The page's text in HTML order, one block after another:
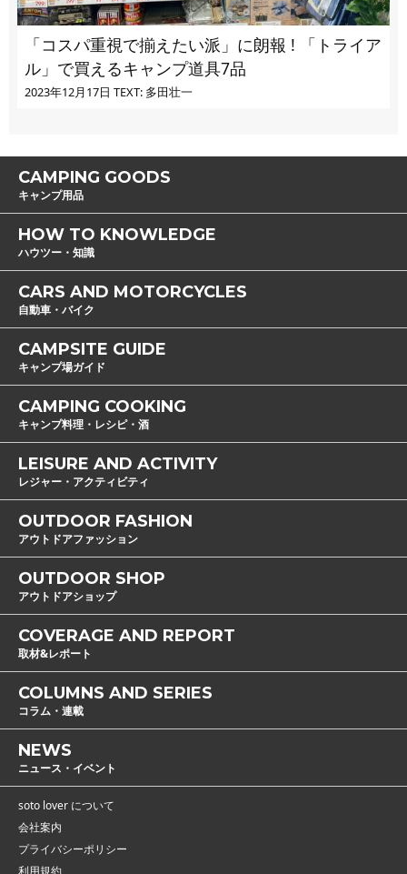
「コスパ重視で揃えたい派」に朗報 ! 「トライア
ル」で買えるキャンプ道具7品
2023年12月17日 TEXT: 多田壮一
CAMPING GOODS
キャンプ用品
HOW TO KNOWLEDGE
ハウツー・知識
CARS AND MOTORCYCLES
自動車・バイク
CAMPSITE GUIDE
キャンプ場ガイド
CAMPING COOKING
キャンプ料理・レシピ・酒
LEISURE AND ACTIVITY
レジャー・アクティビティ
OUTDOOR FASHION
アウトドアファッション
OUTDOOR SHOP
アウトドアショップ
COVERAGE AND REPORT
取材&レポート
COLUMNS AND SERIES
コラム・連載
NEWS
ニュース・イベント
soto lover について
会社案内
プライバシーポリシー
利用規約